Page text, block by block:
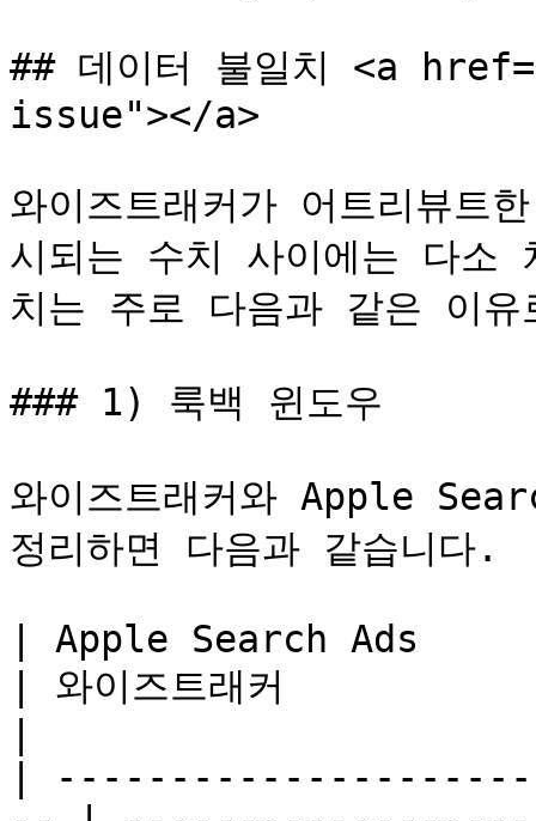
## 데이터 불일치 <a
issue"></a>
와이즈트래커가 어트리뷰
시되는 수치 사이에는 다
치는 주로 다음과 같은 이유
### 1) 룩백 윈도우
와이즈트래커와 Apple
정리하면 다음과 같습니다.
| Apple Search Ads
| 와이즈트래커
|